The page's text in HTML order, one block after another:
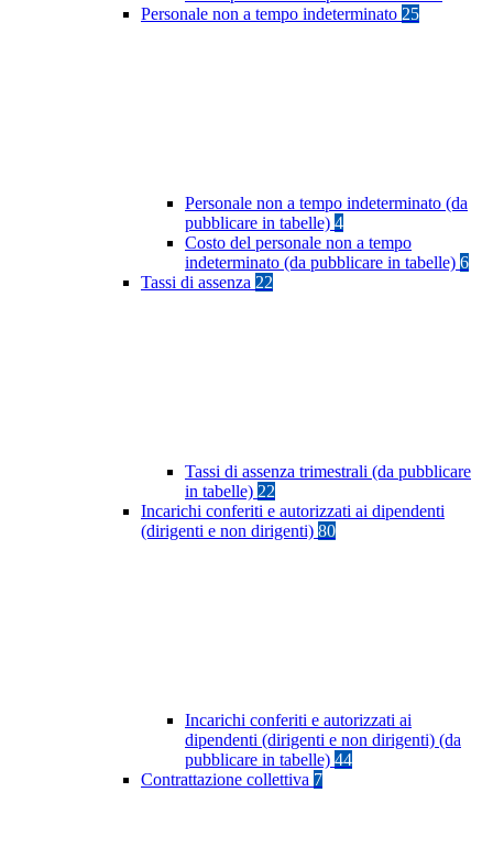
Personale non a tempo indeterminato 25
Personale non a tempo indeterminato (da
pubblicare in tabelle) 4
Costo del personale non a tempo
indeterminato (da pubblicare in tabelle) 6
Tassi di assenza 22
Tassi di assenza trimestrali (da pubblicare
in tabelle) 22
Incarichi conferiti e autorizzati ai dipendenti
(dirigenti e non dirigenti) 80
Incarichi conferiti e autorizzati ai
dipendenti (dirigenti e non dirigenti) (da
pubblicare in tabelle) 44
Contrattazione collettiva 7